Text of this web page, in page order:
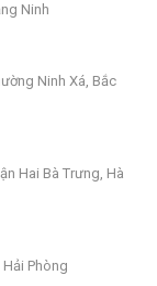
Ninh
Ninh Xá, Bắc
Hai Bà Trưng, Hà
Phòng